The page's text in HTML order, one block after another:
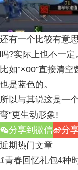
还有一个比较有意
吗?实际上也不一定
比如“×00”直接清
也是蓝色的。
所以与其说这是一
弯”更生动形象!
w分享到微信t分
近期热门文章
1青春回忆礼包4种